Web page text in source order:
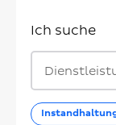
Ich suche